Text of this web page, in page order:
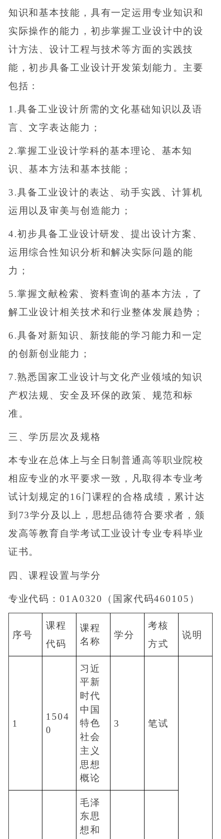
知识和基本技能，具有一定运用专业知识和
实际操作的能力，初步掌握工业设计中的设
计方法、设计工程与技术等方面的实践技
能，初步具备工业设计开发策划能力。主要
包括：
1.具备工业设计所需的文化基础知识以及语
言、文字表达能力；
2.掌握工业设计学科的基本理论、基本知
识、基本方法和基本技能；
3.具备工业设计的表达、动手实践、计算机
运用以及审美与创造能力；
4.初步具备工业设计研发、提出设计方案、
运用综合性知识分析和解决实际问题的能
力；
5.掌握文献检索、资料查询的基本方法，了
解工业设计相关技术和行业整体发展趋势；
6.具备对新知识、新技能的学习能力和一定
的创新创业能力；
7.熟悉国家工业设计与文化产业领域的知识
产权法规、安全及环保的政策、规范和标
准。
三、学历层次及规格
本专业在总体上与全日制普通高等职业院校
相应专业的水平要求一致，凡取得本专业考
试计划规定的16门课程的合格成绩，累计达
到73学分及以上，思想品德符合要求者，颁
发高等教育自学考试工业设计专业专科毕业
证书。
四、课程设置与学分
专业代码：01A0320（国家代码460105）
序号
课程
代码
课程
名称
学分
考核
方式
说明
1
1504
0
习近
平新
时代
中国
特色
社会
主义
思想
概论
3 笔试
毛泽
东思
想和